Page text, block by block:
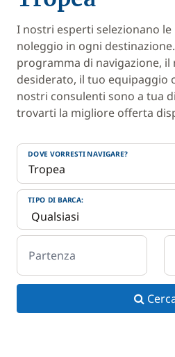
I nostri esperti selezionano
noleggio in ogni
programma di navigazione, il
desiderato, il tuo equipaggio
nostri consulenti sono a tua
trovarti la migliore offerta
DOVE VORRESTI NAVIGARE?
TIPO DI BARCA:
Partenza